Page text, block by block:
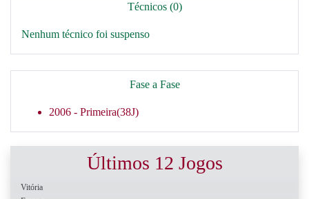
Técnicos (0)
Nenhum técnico foi suspenso
Fase a Fase
2006 - Primeira(38J)
Últimos 12 Jogos
Vitória